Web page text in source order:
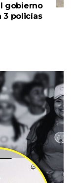
gobierno
3 policías